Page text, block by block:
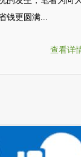
钱更圆满...
查看详